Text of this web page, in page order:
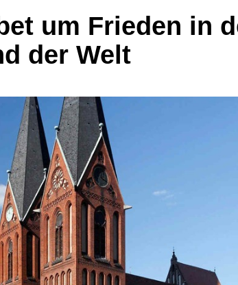
um Frieden in
der Welt